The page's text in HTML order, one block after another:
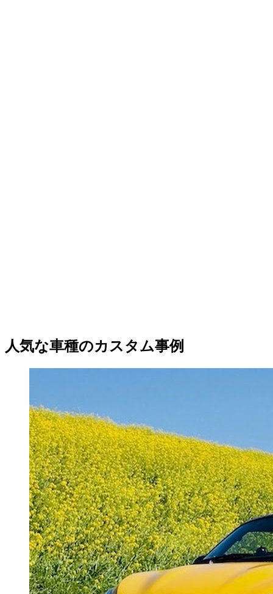
人気な車種のカスタム事例